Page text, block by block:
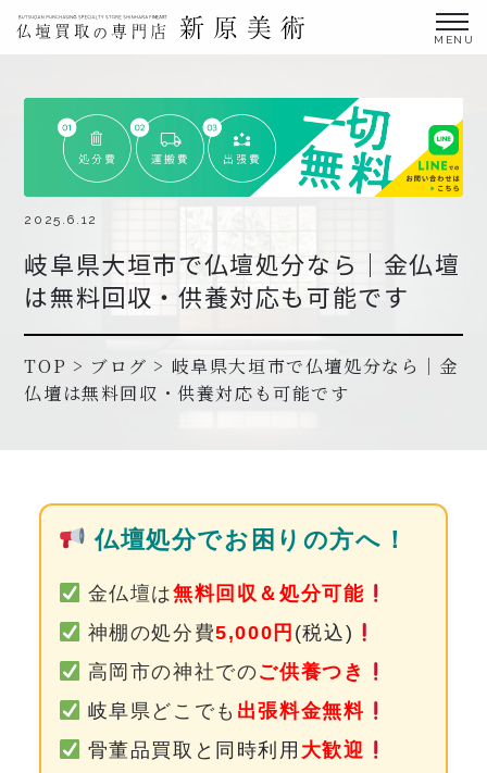
仏壇買取サービス
買取ステップ・お仏壇処分の流れ
ブログ
北陸三県外の方
よくあるご質問
協力店募集について
0120-962-856
受付時間：24時間受付 定休日：なし
2025.6.12
岐阜県大垣市で仏壇処分なら｜金仏壇
は無料回収・供養対応も可能です
TOP > ブログ > 岐阜県大垣市で仏壇処分なら｜金
仏壇は無料回収・供養対応も可能です
仏壇処分でお困りの方へ！
金仏壇は無料回収＆処分可能
神棚の処分費5,000円 (税込)
高岡市の神社でのご供養つき
岐阜県どこでも 出張料金無料
骨董品買取と同時利用 大歓迎